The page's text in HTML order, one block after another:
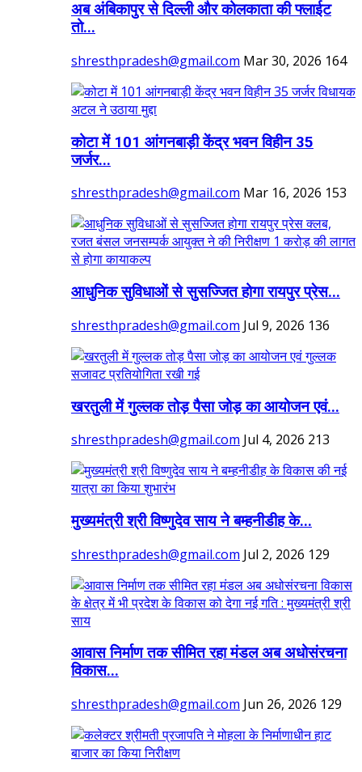
अब अंबिकापुर से दिल्ली और कोलकाता की फ्लाईट
तो...
shresthpradesh@gmail.com Mar 30, 2026 164
कोटा में 101 आंगनबाड़ी केंद्र भवन विहीन 35
जर्जर...
shresthpradesh@gmail.com Mar 16, 2026 153
आधुनिक सुविधाओं से सुसज्जित होगा रायपुर प्रेस...
shresthpradesh@gmail.com Jul 9, 2026 136
खरतुली में गुल्लक तोड़ पैसा जोड़ का आयोजन एवं...
shresthpradesh@gmail.com Jul 4, 2026 213
मुख्यमंत्री श्री विष्णुदेव साय ने बम्हनीडीह के...
shresthpradesh@gmail.com Jul 2, 2026 129
आवास निर्माण तक सीमित रहा मंडल अब अधोसंरचना
विकास...
shresthpradesh@gmail.com Jun 26, 2026 129